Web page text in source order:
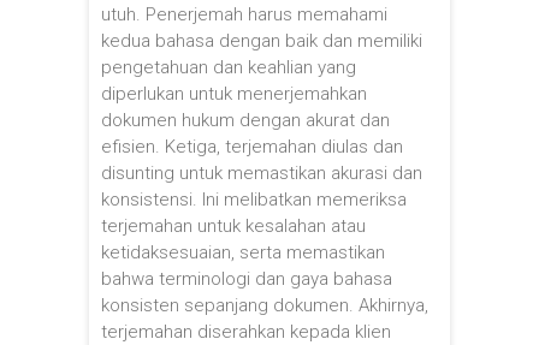
utuh. Penerjemah harus memahami
kedua bahasa dengan baik dan memiliki
pengetahuan dan keahlian yang
diperlukan untuk menerjemahkan
dokumen hukum dengan akurat dan
efisien. Ketiga, terjemahan diulas dan
disunting untuk memastikan akurasi dan
konsistensi. Ini melibatkan memeriksa
terjemahan untuk kesalahan atau
ketidaksesuaian, serta memastikan
bahwa terminologi dan gaya bahasa
konsisten sepanjang dokumen. Akhirnya,
terjemahan diserahkan kepada klien